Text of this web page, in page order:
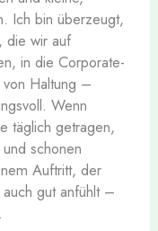
Ich bin überzeugt,
die wir auf
in die Corporate-
Haltung –
Wenn
täglich getragen,
schonen
Auftritt, der
gut anfühlt –